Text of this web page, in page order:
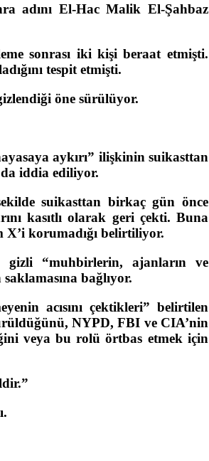
adını El-Hac Malik El-Şahbaz
sonrası iki kişi beraat etmişti.
tespit etmişti.
öne sürülüyor.
aykırı” ilişkinin suikasttan
iddia ediliyor.
suikasttan birkaç gün önce
kasıtlı olarak geri çekti. Buna
korumadığı belirtiliyor.
gizli “muhbirlerin, ajanların ve
bağlıyor.
acısını çektikleri” belirtilen
NYPD, FBI ve CIA’nin
veya bu rolü örtbas etmek için